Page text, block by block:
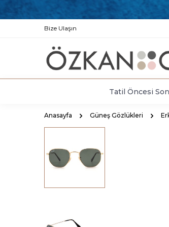
Bize Ulaşın
Tatil Öncesi
Anasayfa Güneş Gözlükleri